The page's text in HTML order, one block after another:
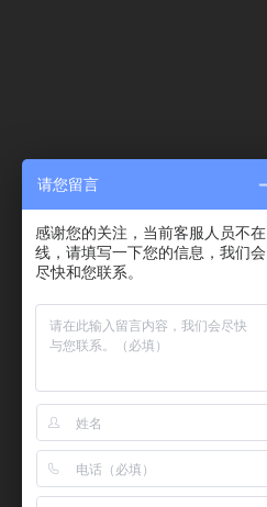
请您留言
感谢您的关注，当前客服人员不在
线，请填写一下您的信息，我们会
尽快和您联系。